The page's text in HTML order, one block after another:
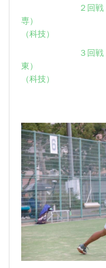
２回
専） ２
（科技）
３回戦 ２
東） ３
（科技）